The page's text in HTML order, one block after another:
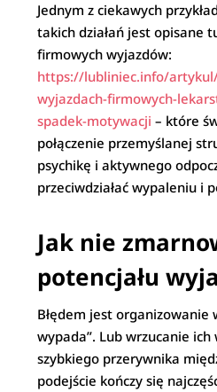
Jednym z ciekawych
takich działań jest opisane
firmowych wyjazdów:
https://lubliniec.info/
wyjazdach-firmowych-
spadek-motywacji – które
połączenie przemyślanej
psychikę i aktywnego
przeciwdziałać wypaleniu i
Jak nie
potencjału
Błędem jest organizowanie
wypada”. Lub wrzucanie
szybkiego przerywnika
podejście kończy się